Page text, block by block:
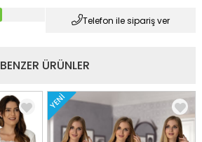
Telefon ile sipariş ver
BENZER ÜRÜNLER
YENI